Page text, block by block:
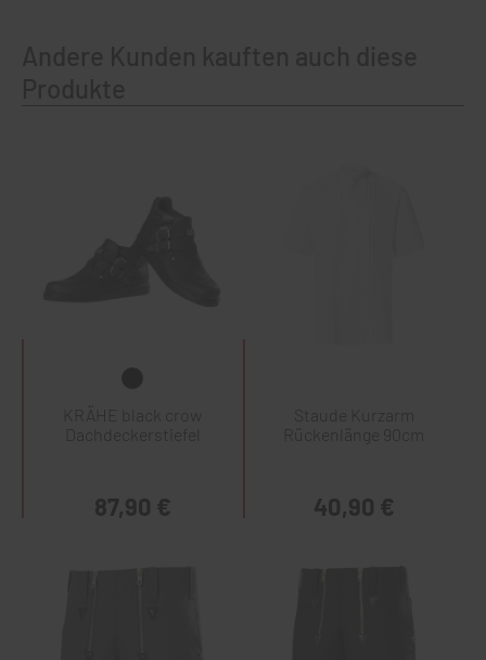
KRÄHE black crow
Dachdeckerstiefel
87,90 €
Staude Kurzarm
Rückenlänge 90cm
40,90 €